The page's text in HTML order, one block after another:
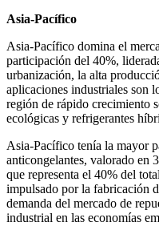
Asia-Pacífico
Asia-Pacífico domina el
participación del 40%,
urbanización, la alta
aplicaciones industriales son
región de rápido crecimiento
ecológicas y refrigerantes
Asia-Pacífico tenía la mayor
anticongelantes, valorado en
que representa el 40% del
impulsado por la fabricación
demanda del mercado de
industrial en las economías